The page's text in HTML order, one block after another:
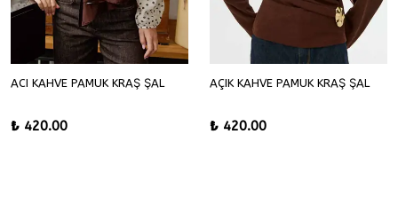
ACI KAHVE PAMUK KRAŞ ŞAL
₺ 420.00
AÇIK KAHVE PAMUK KRAŞ ŞAL
₺ 420.00